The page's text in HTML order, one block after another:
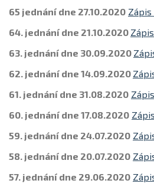
65 jednání dne 27.10.2020
64. jednání dne 21.10.2020
63. jednání dne 30.09.2020
62. jednání dne 14.09.2020
61. jednání dne 31.08.2020
60. jednání dne 17.08.2020
59. jednání dne 24.07.2020
58. jednání dne 20.07.2020
57. jednání dne 29.06.2020